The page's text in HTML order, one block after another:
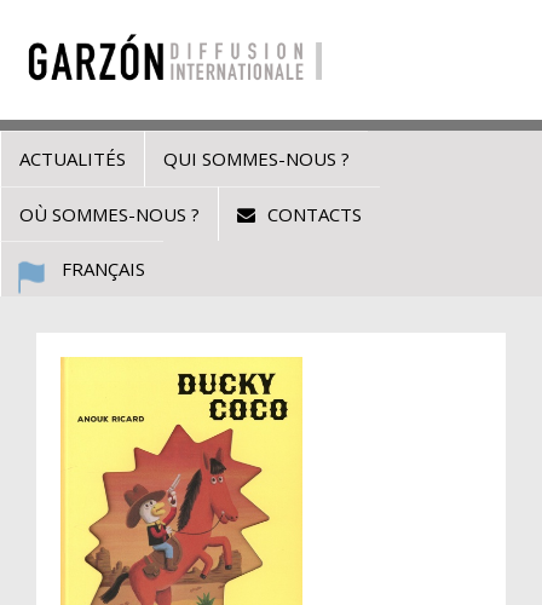
ACTUALITÉS QUI SOMMES-NOUS ?
OÙ SOMMES-NOUS ? CONTACTS
FRANÇAIS